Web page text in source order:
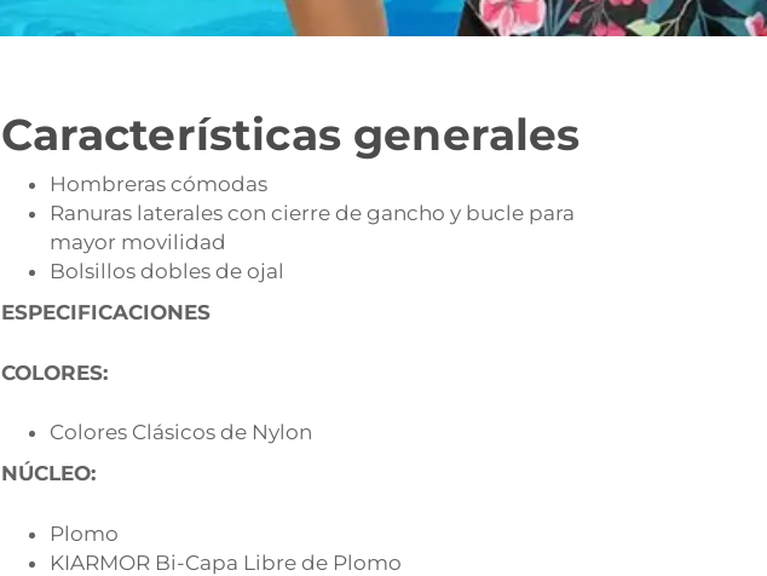
Características generales
Hombreras cómodas
Ranuras laterales con cierre de gancho y bucle para
mayor movilidad
Bolsillos dobles de ojal
ESPECIFICACIONES
COLORES:
Colores Clásicos de Nylon
NÚCLEO:
Plomo
KIARMOR Bi-Capa Libre de Plomo